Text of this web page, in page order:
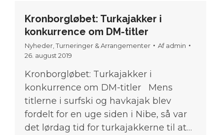
Kronborgløbet: Turkajakker i
konkurrence om DM-titler
Nyheder ,Turneringer & Arrangementer Afadmin
26. august 2019
Kronborgløbet: Turkajakker i
konkurrence om DM-titler Mens
titlerne i surfski og havkajak blev
fordelt for en uge siden i Nibe, så var
det lørdag tid for turkajakkerne til at…